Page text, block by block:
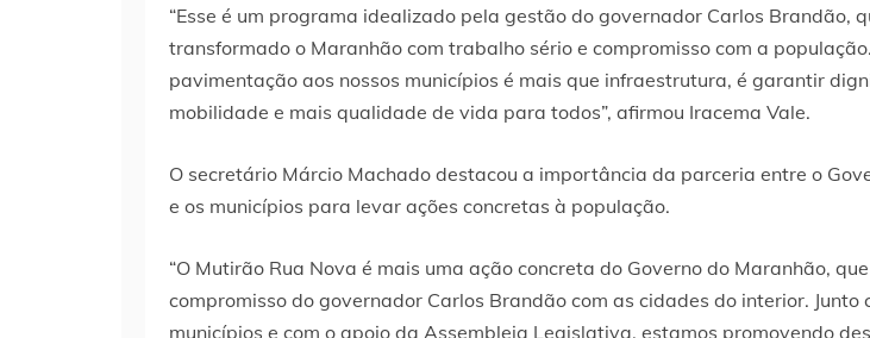
“Esse é um programa idealizado pela gestão do governador Carlos Brandão,
transformado o Maranhão com trabalho sério e compromisso com a
pavimentação aos nossos municípios é mais que infraestrutura, é garantir
mobilidade e mais qualidade de vida para todos”, afirmou Iracema Vale.
O secretário Márcio Machado destacou a importância da parceria entre o
e os municípios para levar ações concretas à população.
“O Mutirão Rua Nova é mais uma ação concreta do Governo do Maranhão,
compromisso do governador Carlos Brandão com as cidades do interior. Junto
municípios e com o apoio da Assembleia Legislativa, estamos promovendo